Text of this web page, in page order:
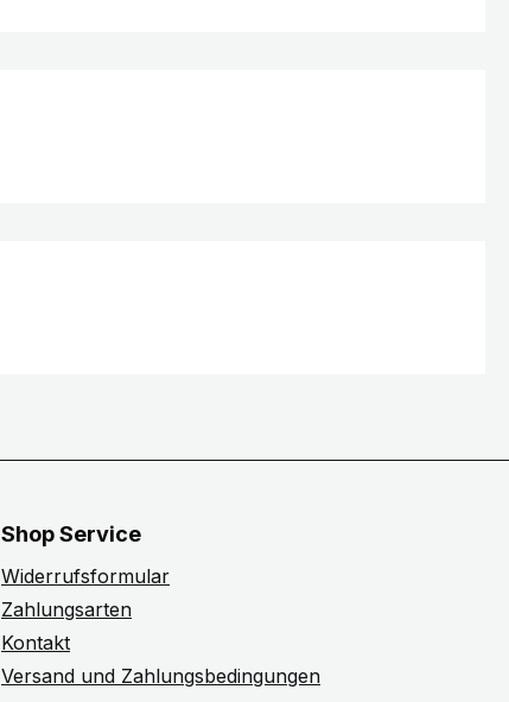
Shop Service
Widerrufsformular
Zahlungsarten
Kontakt
Versand und Zahlungsbedingungen